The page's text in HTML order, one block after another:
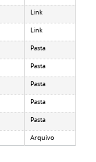
Link
Link
Pasta
Pasta
Pasta
Pasta
Pasta
Arquivo